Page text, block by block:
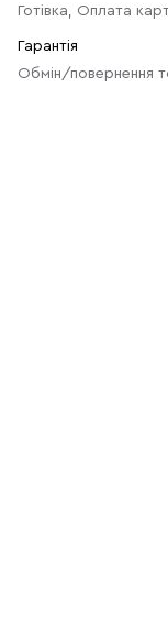
Готівка, Оплата
Гарантія
Обмін/повернення